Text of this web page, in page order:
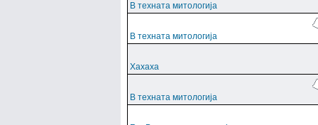
В техната митологија
В техната митологија
Хахаха
В техната митологија